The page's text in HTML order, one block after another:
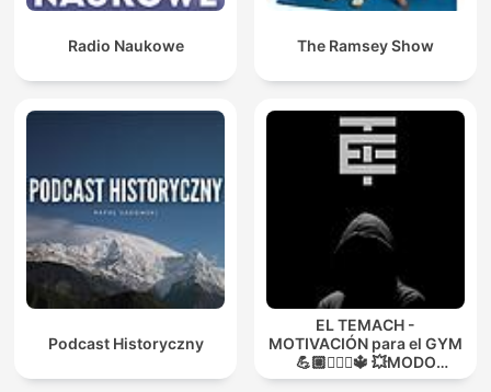
Radio Naukowe The Ramsey Show
Podcast Historyczny
EL TEMACH -
MOTIVACIÓN para el GYM
💪🏼🏋🏻‍♀🔱 💥MODO
GUERRA💥